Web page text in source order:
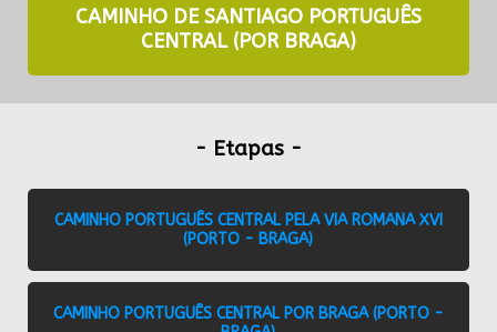
CAMINHO DE SANTIAGO PORTUGUÊS
CENTRAL (POR BRAGA)
- Etapas -
CAMINHO PORTUGUÊS CENTRAL PELA VIA ROMANA XVI
(PORTO - BRAGA)
CAMINHO PORTUGUÊS CENTRAL POR BRAGA (PORTO -